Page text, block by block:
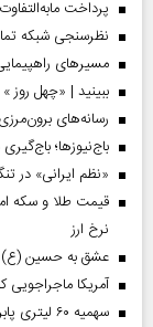
پرداخت
نظرسنجی شبکه
مسیر‌های
ببینید | «چهل
رسانه‌های
باج‌نیوزها؛
«نظم ایرانی» در
نرخ ارز
عشق به حسین (ع)
آمریکا
سهمیه